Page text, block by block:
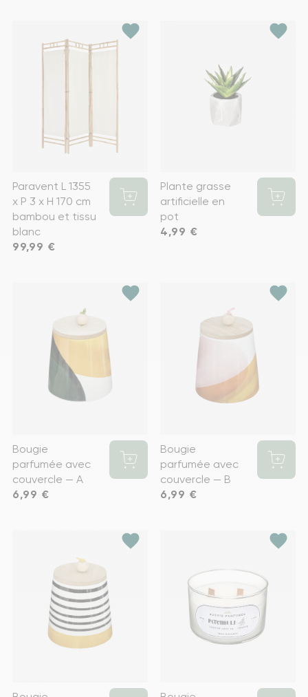
favorite
Paravent L 1355
x P 3 x H 170 cm
bambou et tissu
blanc
Prix
99,99 €
favorite
Plante grasse
artificielle en
pot
Prix
4,99 €
favorite
Bougie
parfumée avec
couvercle — A
Prix
6,99 €
favorite
Bougie
parfumée avec
couvercle — B
Prix
6,99 €
favorite favorite